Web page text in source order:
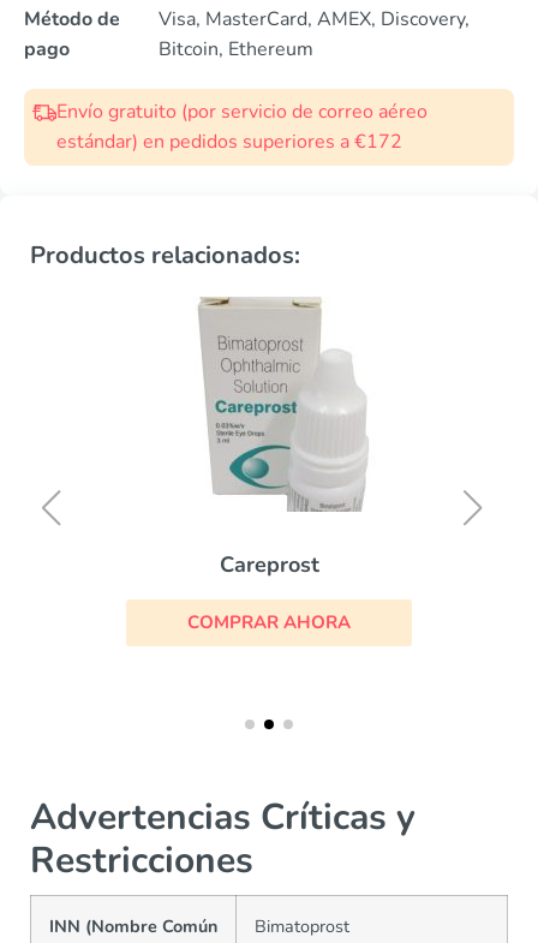
Método de
pago
Visa, MasterCard, AMEX, Discovery,
Bitcoin, Ethereum
Envío gratuito (por servicio de correo aéreo
estándar) en pedidos superiores a €172
Productos relacionados:
Careprost
COMPRAR AHORA
Advertencias Críticas y
Restricciones
INN (Nombre Común
Bimatoprost